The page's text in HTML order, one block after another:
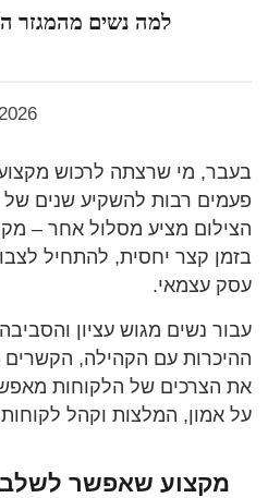
למה נשים מהמגזר
בעבר, מי שרצתה לרכוש
פעמים רבות להשקיע שנים של
הצילום מציע מסלול אחר –
בזמן קצר יחסית, להתחיל
עסק עצמאי.
עבור נשים מגוש עציון
ההיכרות עם הקהילה, הקשרים
את הצרכים של הלקוחות
על אמון, המלצות וקהל
מקצוע שאפשר